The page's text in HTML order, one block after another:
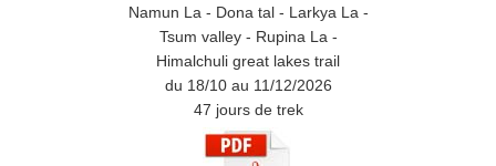
Namun La - Dona tal - Larkya La -
Tsum valley - Rupina La -
Himalchuli great lakes trail
du 18/10 au 11/12/2026
47 jours de trek